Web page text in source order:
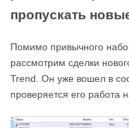
пропускать
Помимо привычного
рассмотрим сделки
Trend. Он уже вошел в
проверяется его работа